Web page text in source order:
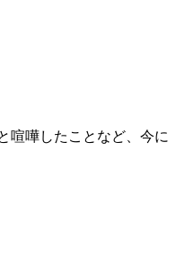
喧嘩したことなど、今に